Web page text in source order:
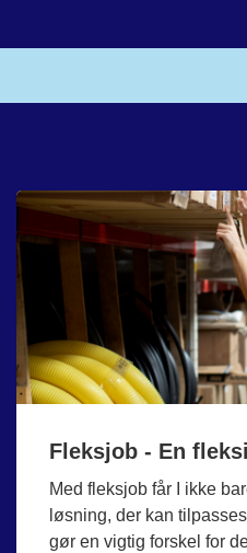
Fleksjob - En
Med fleksjob får I ikke
løsning, der kan
gør en vigtig forskel for